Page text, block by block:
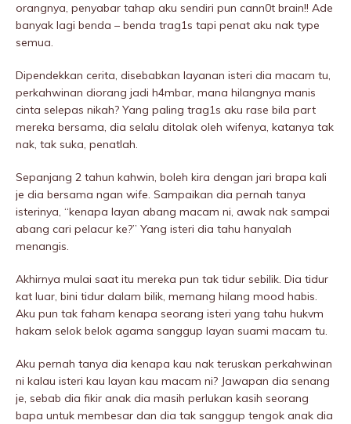
orangnya, penyabar tahap aku sendiri pun cann0t brain!! Ade
banyak lagi benda – benda trag1s tapi penat aku nak type
semua.
Dipendekkan cerita, disebabkan layanan isteri dia macam tu,
perkahwinan diorang jadi h4mbar, mana hilangnya manis
cinta selepas nikah? Yang paling trag1s aku rase bila part
mereka bersama, dia selalu ditolak oleh wifenya, katanya tak
nak, tak suka, penatlah.
Sepanjang 2 tahun kahwin, boleh kira dengan jari brapa kali
je dia bersama ngan wife. Sampaikan dia pernah tanya
isterinya, “kenapa layan abang macam ni, awak nak sampai
abang cari peIacur ke?” Yang isteri dia tahu hanyalah
menangis.
Akhirnya mulai saat itu mereka pun tak tidur sebilik. Dia tidur
kat luar, bini tidur dalam bilik, memang hilang mood habis.
Aku pun tak faham kenapa seorang isteri yang tahu hukvm
hakam selok belok agama sanggup layan suami macam tu.
Aku pernah tanya dia kenapa kau nak teruskan perkahwinan
ni kalau isteri kau layan kau macam ni? Jawapan dia senang
je, sebab dia fikir anak dia masih perIukan kasih seorang
bapa untuk membesar dan dia tak sanggup tengok anak dia